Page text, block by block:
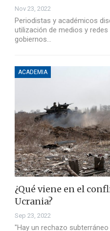
Nov 23, 2022
Periodistas y académicos
utilización de medios y
gobiernos…
ACADEMIA
¿Qué viene en el
Ucrania?
Sep 23, 2022
"Hay un rechazo